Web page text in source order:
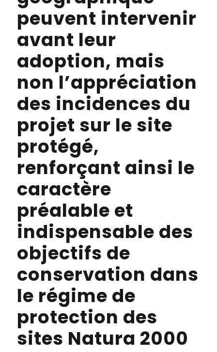
peuvent intervenir
avant leur
adoption, mais
non l’appréciation
des incidences du
projet sur le site
protégé,
renforçant ainsi le
caractère
préalable et
indispensable des
objectifs de
conservation dans
le régime de
protection des
sites Natura 2000